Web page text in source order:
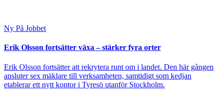
Ny På Jobbet
Erik Olsson fortsätter växa – stärker fyra orter
Erik Olsson fortsätter att rekrytera runt om i landet. Den här gången
ansluter sex mäklare till verksamheten, samtidigt som kedjan
etablerar ett nytt kontor i Tyresö utanför Stockholm.